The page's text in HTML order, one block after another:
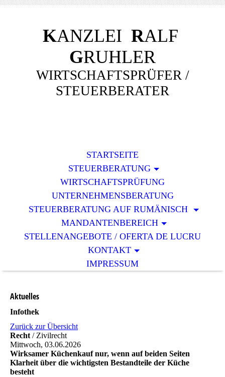
KANZLEI RALF
GRUHLER
WIRTSCHAFTSPRÜFER /
STEUERBERATER
STARTSEITE
STEUERBERATUNG
WIRTSCHAFTSPRÜFUNG
UNTERNEHMENSBERATUNG
STEUERBERATUNG AUF RUMÄNISCH
MANDANTENBEREICH
STELLENANGEBOTE / OFERTA DE LUCRU
KONTAKT
IMPRESSUM
Aktuelles
Infothek
Zurück zur Übersicht
Recht / Zivilrecht
Mittwoch, 03.06.2026
Wirksamer Küchenkauf nur, wenn auf beiden Seiten
Klarheit über die wichtigsten Bestandteile der Küche
besteht